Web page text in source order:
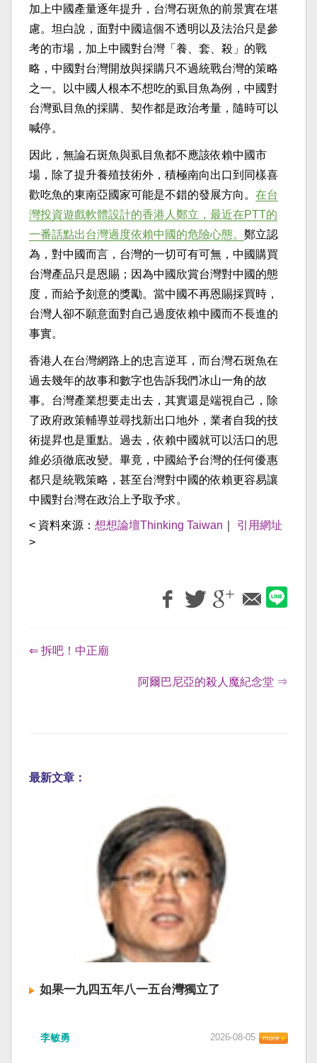
加上中國產量逐年提升，台灣石斑魚的前景實在堪
慮。坦白說，面對中國這個不透明以及法治只是參
考的市場，加上中國對台灣「養、套、殺」的戰
略，中國對台灣開放與採購只不過統戰台灣的策略
之一。以中國人根本不想吃的虱目魚為例，中國對
台灣虱目魚的採購、契作都是政治考量，隨時可以
喊停。
因此，無論石斑魚與虱目魚都不應該依賴中國市
場，除了提升養殖技術外，積極南向出口到同樣喜
歡吃魚的東南亞國家可能是不錯的發展方向。 在台
灣投資遊戲軟體設計的香港人鄭立，最近在PTT的
一番話點出台灣過度依賴中國的危險心態。 鄭立認
為，對中國而言，台灣的一切可有可無，中國購買
台灣產品只是恩賜；因為中國欣賞台灣對中國的態
度，而給予刻意的獎勵。當中國不再恩賜採買時，
台灣人卻不願意面對自己過度依賴中國而不長進的
事實。
香港人在台灣網路上的忠言逆耳，而台灣石斑魚在
過去幾年的故事和數字也告訴我們冰山一角的故
事。台灣產業想要走出去，其實還是端視自己，除
了政府政策輔導並尋找新出口地外，業者自我的技
術提昇也是重點。過去，依賴中國就可以活口的思
維必須徹底改變。畢竟，中國給予台灣的任何優惠
都只是統戰策略，甚至台灣對中國的依賴更容易讓
中國對台灣在政治上予取予求。
< 資料來源： 想想論壇Thinking Taiwan
引用網址
>
⇐ 拆吧！中正廟
阿爾巴尼亞的殺人魔紀念堂 ⇒
最新文章：
如果一九四五年八一五台灣獨立了
李敏勇 2026-08-05